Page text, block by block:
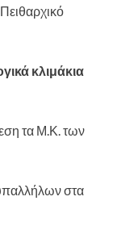
κλιμάκια
τα Μ.Κ. των
υπαλλήλων στα